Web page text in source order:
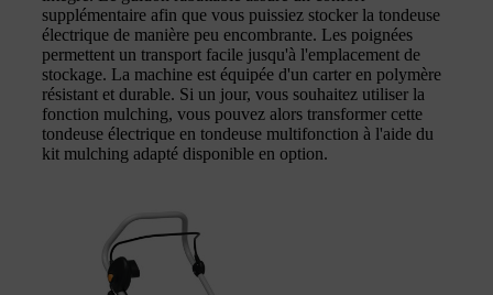
supplémentaire afin que vous puissiez stocker la tondeuse
électrique de manière peu encombrante. Les poignées
permettent un transport facile jusqu'à l'emplacement de
stockage. La machine est équipée d'un carter en polymère
résistant et durable. Si un jour, vous souhaitez utiliser la
fonction mulching, vous pouvez alors transformer cette
tondeuse électrique en tondeuse multifonction à l'aide du
kit mulching adapté disponible en option.